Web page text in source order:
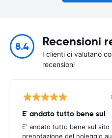
8.4 Recensioni
I clienti ci valutano
recensioni
E' andato tutto bene sul
E' andato tutto bene sul sito
prenotazione del noleggio